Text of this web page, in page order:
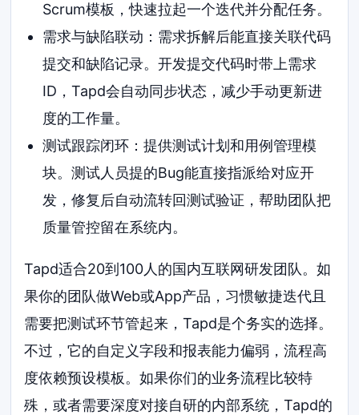
Scrum模板，快速拉起一个迭代并分配任务。
需求与缺陷联动：需求拆解后能直接关联代码
提交和缺陷记录。开发提交代码时带上需求
ID，Tapd会自动同步状态，减少手动更新进
度的工作量。
测试跟踪闭环：提供测试计划和用例管理模
块。测试人员提的Bug能直接指派给对应开
发，修复后自动流转回测试验证，帮助团队把
质量管控留在系统内。
Tapd适合20到100人的国内互联网研发团队。如
果你的团队做Web或App产品，习惯敏捷迭代且
需要把测试环节管起来，Tapd是个务实的选择。
不过，它的自定义字段和报表能力偏弱，流程高
度依赖预设模板。如果你们的业务流程比较特
殊，或者需要深度对接自研的内部系统，Tapd的